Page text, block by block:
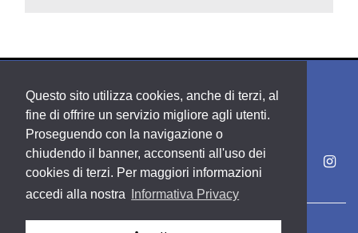
Questo sito utilizza cookies, anche di terzi, al
fine di offrire un servizio migliore agli utenti.
Proseguendo con la navigazione o
chiudendo il banner, acconsenti all'uso dei
cookies di terzi. Per maggiori informazioni
accedi alla nostra
Informativa Privacy
Copyright PDE srl società del Gruppo Feltrinelli S. p. A.